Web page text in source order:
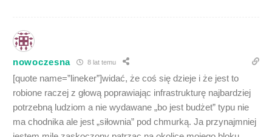
nowoczesna 8 lat temu
[quote name=”lineker”]widać, że coś się dzieje i że jest to
robione raczej z głową poprawiając infrastrukturę najbardziej
potrzebną ludziom a nie wydawane „bo jest budżet” typu nie
ma chodnika ale jest „siłownia” pod chmurką. Ja przynajmniej